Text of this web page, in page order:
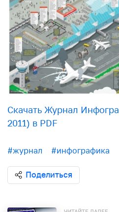
Скачать Журнал
2011) в PDF
#журнал #инфографика
Поделиться